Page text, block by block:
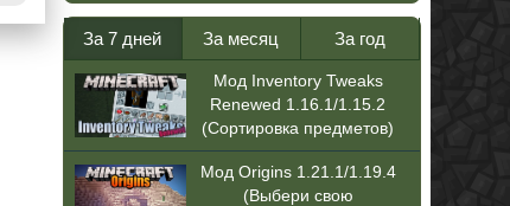
За 7 дней За месяц За год
Мод Inventory Tweaks
Renewed 1.16.1/1.15.2
(Сортировка предметов)
Мод Origins 1.21.1/1.19.4
(Выбери свою